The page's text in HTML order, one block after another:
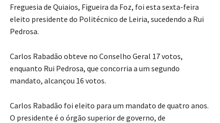
Freguesia de Quiaios, Figueira da Foz, foi esta sexta-feira
eleito presidente do Politécnico de Leiria, sucedendo a Rui
Pedrosa.
Carlos Rabadão obteve no Conselho Geral 17 votos,
enquanto Rui Pedrosa, que concorria a um segundo
mandato, alcançou 16 votos.
Carlos Rabadão foi eleito para um mandato de quatro anos.
O presidente é o órgão superior de governo, de